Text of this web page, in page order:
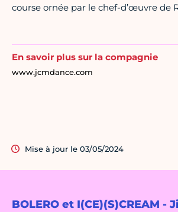
BOLERO et I(CE)(S)CREAM -
course ornée par le chef-d’œuvre de
En savoir plus sur la compagnie
www.jcmdance.com
Mise à jour le 03/05/2024